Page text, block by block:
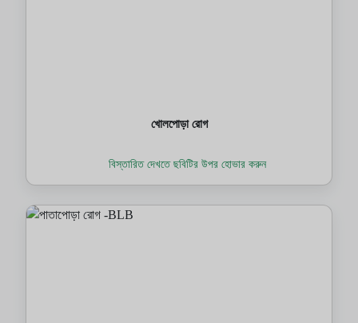
খোলপোড়া রোগ
বিস্তারিত দেখতে ছবিটির উপর হোভার করুন